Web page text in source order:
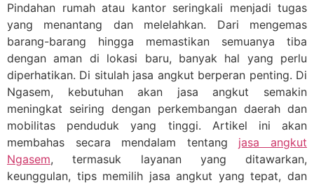
Pindahan rumah atau kantor seringkali menjadi tugas
yang menantang dan melelahkan. Dari mengemas
barang-barang hingga memastikan semuanya tiba
dengan aman di lokasi baru, banyak hal yang perlu
diperhatikan. Di situlah jasa angkut berperan penting. Di
Ngasem, kebutuhan akan jasa angkut semakin
meningkat seiring dengan perkembangan daerah dan
mobilitas penduduk yang tinggi. Artikel ini akan
membahas secara mendalam tentang jasa angkut
Ngasem, termasuk layanan yang ditawarkan,
keunggulan, tips memilih jasa angkut yang tepat, dan